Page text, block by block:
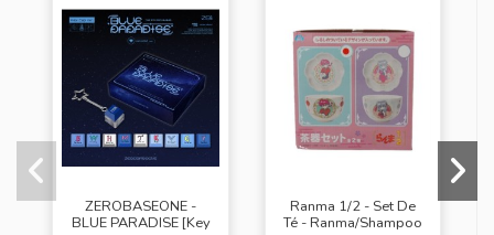
ZEROBASEONE -
BLUE PARADISE [Key
Ranma 1/2 - Set De
Té - Ranma/Shampoo